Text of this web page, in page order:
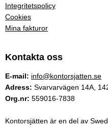
Integritetspolicy
Cookies
Mina fakturor
Kontakta oss
E-mail: info@kontorsjatten.se
Adress: Svarvarvägen 14A,
Org.nr: 559016-7838
Kontorsjätten är en del av